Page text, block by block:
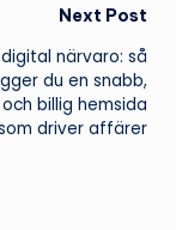
Next Post
närvaro: så
du en snabb,
billig hemsida
driver affärer